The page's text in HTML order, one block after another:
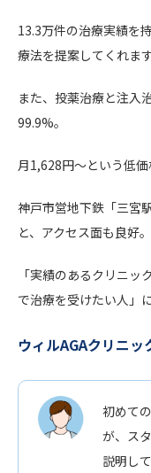
13.3万件の治療実績を
療法を提案してくれます
また、投薬治療と注入
99.9%。
月1,628円～という低価
神戸市営地下鉄「三宮
と、アクセス面も良好。
「実績のあるクリニ
で治療を受けたい人」
ウィルAGAクリニッ
初めて
が、ス
説明し